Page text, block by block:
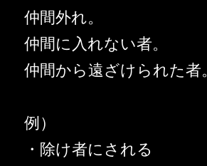
仲間外れ。
仲間に入れない者。
仲間から遠ざけられた者
例）
・除け者にされる